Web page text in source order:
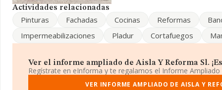
la facturación asciende a 36.783 millones de euros y en 2015 la
(hablamos de Madrid), en la base de datos INFORMA constan
compañías, la media de empleados de las empresas es de 2; la
constitución es de 17 años.
Actividades relacionadas
Pinturas Fachadas Cocinas Reformas
Impermeabilizaciones
Pladur Cortafuegos
Ver el informe ampliado de Aisla Y Reforma Sl.
Regístrate en eInforma y te regalamos el Informe Ampliado
VER INFORME AMPLIADO DE AISLA Y